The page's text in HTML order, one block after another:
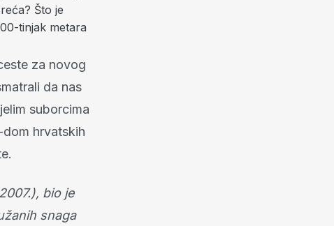
Što je
tinjak metara
za novog
da nas
suborcima
hrvatskih
bio je
snaga